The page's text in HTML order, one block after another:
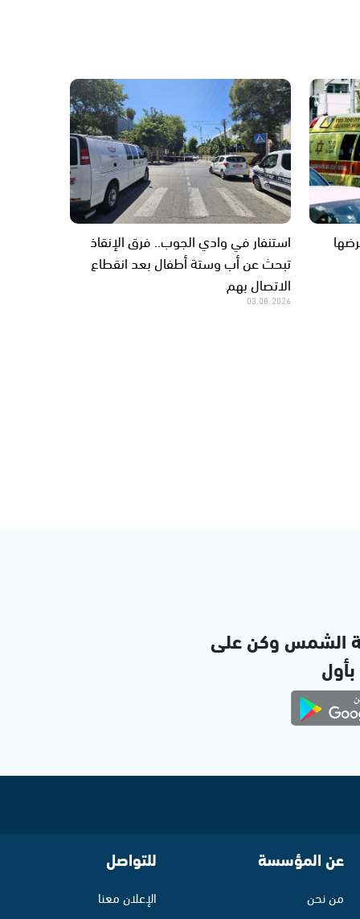
استنفار في وادي الجوب.. فرق الإنقاذ
تبحث عن أب وستة أطفال بعد انقطاع
الاتصال بهم
03.08.2026
الشمس وكن على
بأول
عن المؤسسة
من نحن
للتواصل
الإعلان معنا